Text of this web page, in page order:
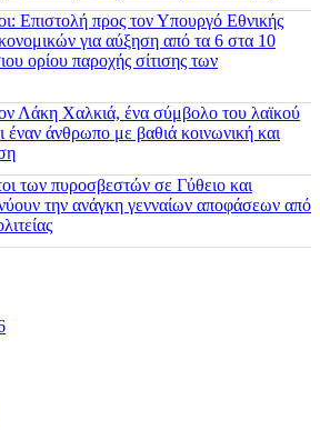
Επιστολή προς τον Υπουργό Εθνικής
για αύξηση από τα 6 στα 10
ορίου παροχής σίτισης των
Λάκη Χαλκιά, ένα σύμβολο του λαϊκού
έναν άνθρωπο με βαθιά κοινωνική και
των πυροσβεστών σε Γύθειο και
την ανάγκη γενναίων αποφάσεων από